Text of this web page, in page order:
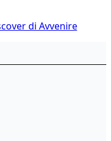
di Avvenire